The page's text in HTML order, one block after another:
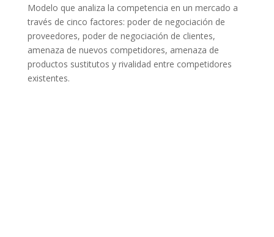
Modelo que analiza la competencia en un mercado a
través de cinco factores: poder de negociación de
proveedores, poder de negociación de clientes,
amenaza de nuevos competidores, amenaza de
productos sustitutos y rivalidad entre competidores
existentes.